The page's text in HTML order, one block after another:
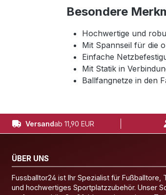
Besondere
Hochwertige und
Mit Spannseil für die
Einfache
Mit Statik in
Ballfangnetze in den
Versandab 11,90 EUR
ÜBER UNS
Fussballtor24 ist Ihr Spezialist für Fußballtore,
und hochwertiges Sportplatzzubehör. Unser